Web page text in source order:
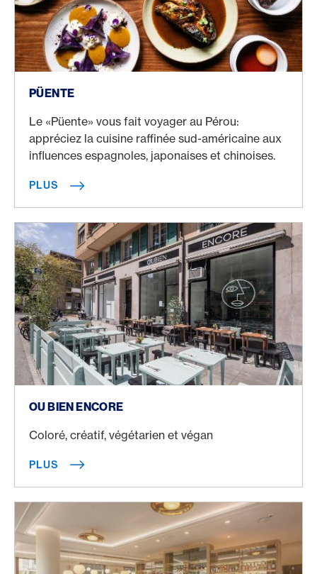
PÜENTE
Le «Püente» vous fait voyager au Pérou:
appréciez la cuisine raffinée sud-américaine aux
influences espagnoles, japonaises et chinoises.
PLUS
OU BIEN ENCORE
Coloré, créatif, végétarien et végan
PLUS